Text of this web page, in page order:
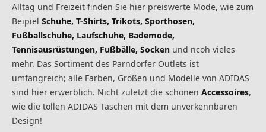
Alltag und Freizeit finden Sie hier preiswerte Mode, wie zum
Beipiel Schuhe, T-Shirts, Trikots, Sporthosen,
Fußballschuhe, Laufschuhe, Bademode,
Tennisausrüstungen, Fußbälle, Socken und ncoh vieles
mehr. Das Sortiment des Parndorfer Outlets ist
umfangreich; alle Farben, Größen und Modelle von ADIDAS
sind hier erwerblich. Nicht zuletzt die schönen Accessoires,
wie die tollen ADIDAS Taschen mit dem unverkennbaren
Design!